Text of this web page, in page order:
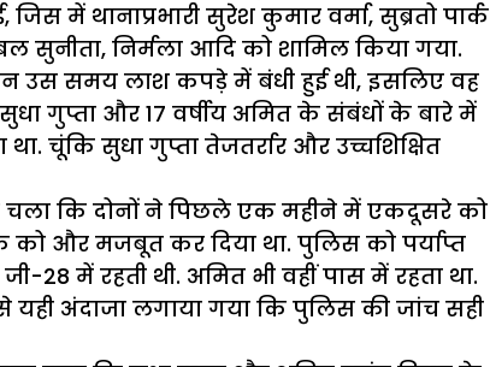
थानाप्रभारी सुरेश कुमार वर्मा, सुब्रतो पार्क
सुनीता, निर्मला आदि को शामिल किया गया.
उस समय लाश कपड़े में बंधी हुई थी, इसलिए वह
गुप्ता और 17 वर्षीय अमित के संबंधों के बारे में
चूंकि सुधा गुप्ता तेजतर्रार और उच्चशिक्षित
चला कि दोनों ने पिछले एक महीने में एकदूसरे को
और मजबूत कर दिया था. पुलिस को पर्याप्त
में रहती थी. अमित भी वहीं पास में रहता था.
यही अंदाजा लगाया गया कि पुलिस की जांच सही